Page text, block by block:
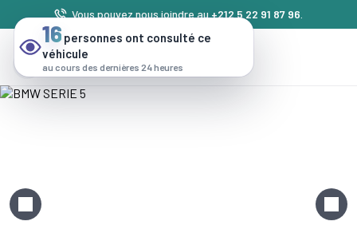
Vous pouvez nous joindre au +212 5 22 91 87 96
16 personnes ont consulté ce
véhicule
au cours des dernières 24 heures